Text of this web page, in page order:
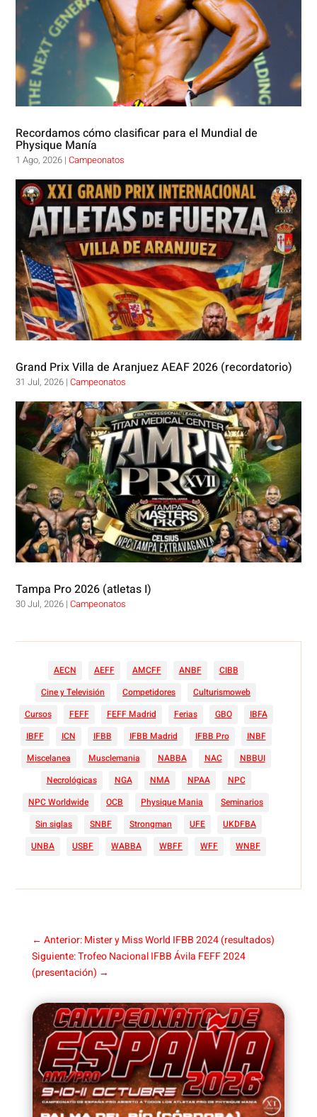
Recordamos cómo clasificar para el Mundial de
Physique Manía
1 Ago, 2026 |Campeonatos
Grand Prix Villa de Aranjuez AEAF 2026 (recordatorio)
31 Jul, 2026 |Campeonatos
Tampa Pro 2026 (atletas I)
30 Jul, 2026 |Campeonatos
AECN AEFF AMCFF ANBF
CIBB
Cine y Televisión
Competidores
Culturismoweb
Cursos
FEFF FEFF Madrid Ferias GBO
IBFA
IBFF
ICN IFBB IFBB Madrid IFBB Pro
INBF
Miscelanea
Musclemania NABBA NAC
NBBUI
Necrológicas
NGA NMA NPAA
NPC
NPC Worldwide
OCB Physique Mania
Seminarios
Sin siglas
SNBF Strongman UFE
UKDFBA
UNBA
USBF WABBA WBFF WFF WNBF
← Anterior: Mister y Miss World IFBB 2024 (resultados)
Siguiente: Trofeo Nacional IFBB Ávila FEFF 2024
(presentación) →